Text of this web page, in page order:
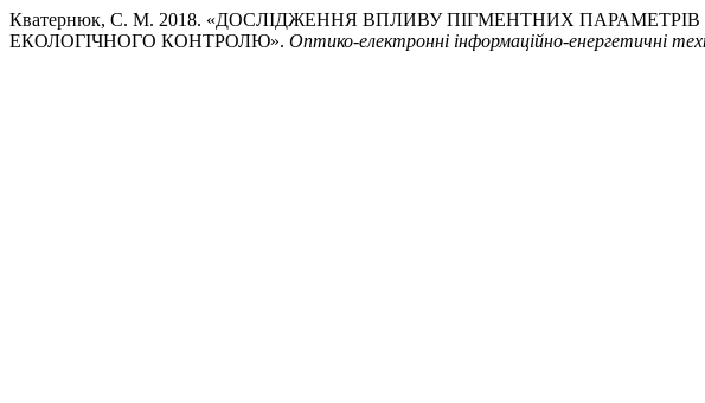
Кватернюк, С. М. 2018. «ДОСЛІДЖЕННЯ ВПЛИВУ ПІГМЕНТНИХ
ЕКОЛОГІЧНОГО КОНТРОЛЮ». Оптико-електроннi iнформацiйно-енергетичнi